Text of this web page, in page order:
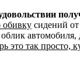
обивку сидений
автомобиля,
это так просто,